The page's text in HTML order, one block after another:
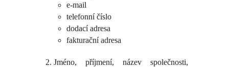
e-mail
telefonní číslo
dodací adresa
fakturační adresa
Jméno, příjmení, název společnosti,